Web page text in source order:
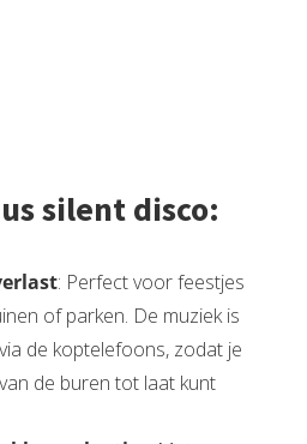
silent disco:
: Perfect voor feestjes
of parken. De muziek is
de koptelefoons, zodat je
de buren tot laat kunt